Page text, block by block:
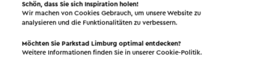
und um Geilenkirchen getötet.
Insgesamt 328 britische Soldaten sind hier
begraben. Davon wurden 327 Leichen identifiziert.
E-Mail Adresse
Schön, dass Sie sich Inspiration holen!
Wir machen von Cookies Gebrauch, um unsere Website zu
analysieren und die Funktionalitäten zu verbessern.
Möchten Sie Parkstad Limburg optimal entdecken?
Weitere Informationen finden Sie in unsererCookie-Politik.